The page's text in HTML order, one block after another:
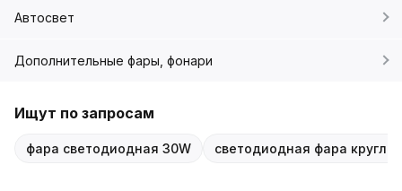
Автосвет
Дополнительные фары, фонари
Ищут по запросам
фара светодиодная 30W светодиодная фара круглая